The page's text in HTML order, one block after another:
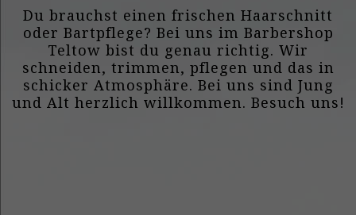
Du brauchst einen frischen Haarschnitt
oder Bartpflege? Bei uns im Barbershop
Teltow bist du genau richtig. Wir
schneiden, trimmen, pflegen und das in
schicker Atmosphäre. Bei uns sind Jung
und Alt herzlich willkommen. Besuch uns!